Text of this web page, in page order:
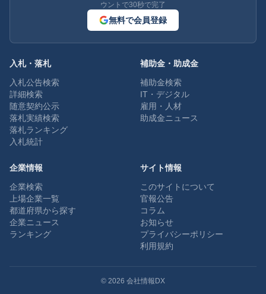
ウントで30秒で完了
無料で会員登録
入札・落札
入札公告検索
詳細検索
随意契約公示
落札実績検索
落札ランキング
入札統計
補助金・助成金
補助金検索
IT・デジタル
雇用・人材
助成金ニュース
企業情報
企業検索
上場企業一覧
都道府県から探す
企業ニュース
ランキング
サイト情報
このサイトについて
官報公告
コラム
お知らせ
プライバシーポリシー
利用規約
© 2026 会社情報DX